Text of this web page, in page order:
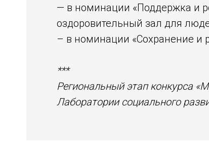
— в номинации «Поддержка и
оздоровительный зал для
– в номинации «Сохранение и
***
Региональный этап конкурса
Лаборатории социального